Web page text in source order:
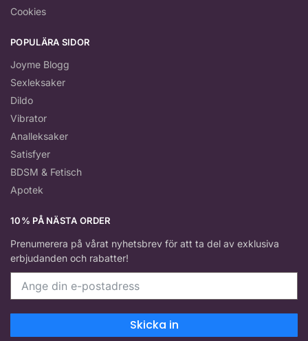
Cookies
POPULÄRA SIDOR
Joyme Blogg
Sexleksaker
Dildo
Vibrator
Analleksaker
Satisfyer
BDSM & Fetisch
Apotek
10% PÅ NÄSTA ORDER
Prenumerera på vårat nyhetsbrev för att ta del av exklusiva
erbjudanden och rabatter!
Skicka in